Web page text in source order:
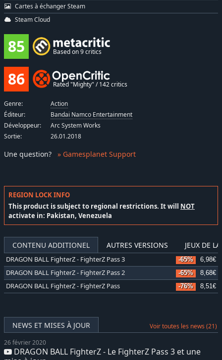
REGION LOCK INFO
This product is subject to regional restrictions. It will NOT
activate in: Pakistan, Venezuela
CONTENU ADDITIONEL AUTRES VERSIONS JEUX DE
DRAGON BALL FighterZ - FighterZ Pass 3 -65% 6,98€
DRAGON BALL FighterZ - FighterZ Pass 2 -65% 8,68€
DRAGON BALL FighterZ - FighterZ Pass -76% 8,51€
NEWS ET MISES À JOUR Voir toutes les news (21)
26 février 2020
DRAGON BALL FighterZ - Le FighterZ Pass 3 et une
Cartes à échanger Steam
Steam Cloud
85 Based on 9 critics
86 Rated "Mighty" / 142 critics
Genre:
Action
Éditeur:
Bandai Namco Entertainment
Développeur:
Arc System Works
Sortie:
26.01.2018
Une question? » Gamesplanet Support